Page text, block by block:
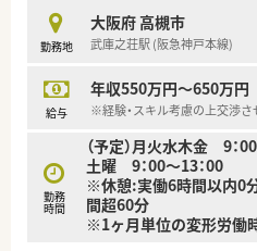
きます。
■最新の全自動分割分包機な
な調剤を行うことで、患者様
■ドクターとの良好な連携を
な疑義紹介や処方提案など、
【職場環境と雰囲気】
■平均年齢は30歳代半ばと
おっとりとした優しい性格の
です。
勤務地
大阪府 高槻市
武庫之荘駅 (阪急神戸本線)
給与
年収550万円～650万円
※経験・スキル考慮の上交渉さ
勤務
時間
（予定）月火水木金 9：
土曜 9：00～13：00
※休憩:実働6時間以内0
間超60分
※1ヶ月単位の変形労働